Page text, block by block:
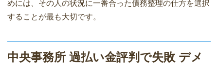
めには、その人の状況に一番合った債務整理の仕方を選択
することが最も大切です。
中央事務所 過払い金評判で失敗 デメ